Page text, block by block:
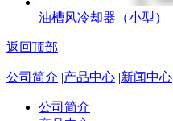
油槽风冷却器（小型）
返回顶部
公司简介 |产品中心 |新闻中心
公司简介